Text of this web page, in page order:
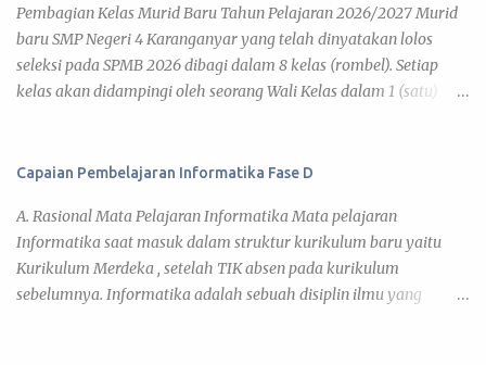
Pembagian Kelas Murid Baru Tahun Pelajaran 2026/2027 Murid
baru SMP Negeri 4 Karanganyar yang telah dinyatakan lolos
seleksi pada SPMB 2026 dibagi dalam 8 kelas (rombel). Setiap
kelas akan didampingi oleh seorang Wali Kelas dalam 1 (satu)
pendidikan tahun pelajaran 2026/2027. Di bawah ini daftar
dapat kamu lihat pada link tiap kelas. 7 A 7 B 7 C 7 D 7 E 7 F 7 G 7
H Daftar Siswa Kelas VII A Wali Kelas : Umi Barokatun, S.Pd. No
Nama Siswa JK 1 ADITYA BISMA MAHARDIKA L 2 ADITYA JOVAN
EGI FAIRUZ L 3 AINA NUN KHOLIFAH P 4 ALFA RIZDIATHA
Capaian Pembelajaran Informatika Fase D
A. Rasional Mata Pelajaran Informatika Mata pelajaran
Informatika saat masuk dalam struktur kurikulum baru yaitu
Kurikulum Merdeka , setelah TIK absen pada kurikulum
sebelumnya. Informatika adalah sebuah disiplin ilmu yang